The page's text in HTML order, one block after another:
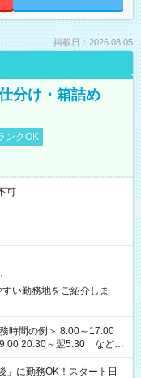
掲載日：2026.08.05
分け・箱詰め
ンクOK
可
い勤務地をご紹介しま
時間の例＞ 8:00～17:00
20:30～翌5:30 など ★
、残業なし、交替制など
に勤務OK！スタート日